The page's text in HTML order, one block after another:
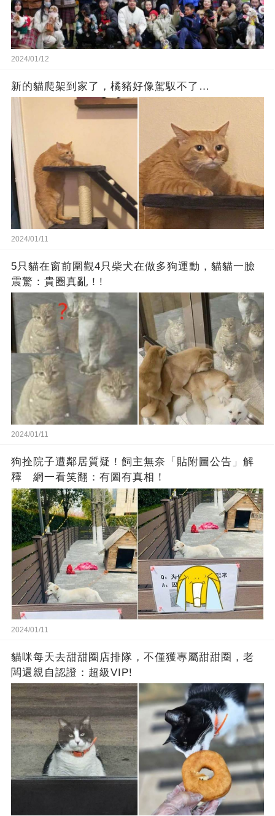
2024/01/12
新的貓爬架到家了，橘豬好像駕馭不了…
2024/01/11
5只貓在窗前圍觀4只柴犬在做多狗運動，貓貓一臉
震驚：貴圈真亂！!
2024/01/11
狗拴院子遭鄰居質疑！飼主無奈「貼附圖公告」解
釋 網一看笑翻：有圖有真相！
2024/01/11
貓咪每天去甜甜圈店排隊，不僅獲專屬甜甜圈，老
闆還親自認證：超級VIP!